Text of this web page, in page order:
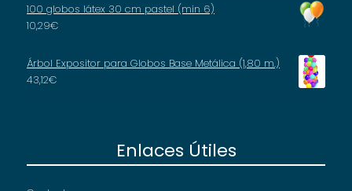
100 globos látex 30 cm pastel (min 6)
10,29€
Árbol Expositor para Globos Base Metálica (1,80 m.)
43,12€
Enlaces Útiles